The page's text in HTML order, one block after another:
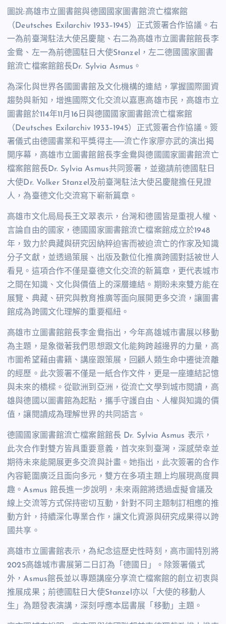
圖說:高雄市立圖書館與德國國家圖書館流亡檔案館
（Deutsches Exilarchiv 1933–1945）正式簽署合作協議。右
一為前臺灣駐法大使呂慶龍、右二為高雄市立圖書館館長李
金鴦、左一為前德國駐日大使Stanzel，左二德國國家圖書
館流亡檔案館館長Dr. Sylvia Asmus。
為深化與世界各國圖書館及文化機構的連結，掌握國際圖資
趨勢與新知，增進國際文化交流以嘉惠高雄市民，高雄市立
圖書館於114年11月16日與德國國家圖書館流亡檔案館
（Deutsches Exilarchiv 1933–1945）正式簽署合作協議。簽
署儀式由德國書業和平獎得主──流亡作家廖亦武的演出揭
開序幕，高雄市立圖書館館長李金鴦與德國國家圖書館流亡
檔案館館長Dr. Sylvia Asmus共同簽署，並邀請前德國駐日
大使Dr. Volker Stanzel及前臺灣駐法大使呂慶龍擔任見證
人，為臺德文化交流寫下嶄新篇章。
高雄市文化局局長王文翠表示，台灣和德國皆是重視人權、
言論自由的國家，德國國家圖書館流亡檔案館成立於1948
年，致力於典藏與研究因納粹迫害而被迫流亡的作家及知識
分子文獻，並透過策展、出版及數位化推廣跨國對話被世人
看見。這項合作不僅是臺德文化交流的新篇章，更代表城市
之間在知識、文化與價值上的深層連結。期盼未來雙方能在
展覽、典藏、研究與教育推廣等面向展開更多交流，讓圖書
館成為跨國文化理解的重要樞紐。
高雄市立圖書館館長李金鴦指出，今年高雄城市書展以移動
為主題，是象徵著我們思想跟文化能夠跨越邊界的力量，高
市圖希望藉由書籍、講座跟策展，回顧人類生命中遷徙流離
的經歷。此次簽署不僅是一紙合作文件，更是一座連結記憶
與未來的橋樑。從歐洲到亞洲，從流亡文學到城市閱讀，高
雄與德國以圖書館為起點，攜手守護自由、人權與知識的價
值，讓閱讀成為理解世界的共同語言。
德國國家圖書館流亡檔案館館長 Dr. Sylvia Asmus 表示，
此次合作對雙方皆具重要意義，首次來到臺灣，深感榮幸並
期待未來能開展更多交流與計畫。她指出，此次簽署的合作
內容範圍廣泛且面向多元，雙方在多項主題上均展現高度興
趣。Asmus 館長進一步說明，未來兩館將透過虛擬會議及
線上交流等方式保持密切互動，針對不同主題制訂相應的推
動方針，持續深化專業合作，讓文化資源與研究成果得以跨
國共享。
高雄市立圖書館表示，為紀念這歷史性時刻，高市圖特別將
2025高雄城市書展第二日訂為「德國日」。除簽署儀式
外，Asmus館長並以專題講座分享流亡檔案館的創立初衷與
推展成果；前德國駐日大使Stanzel亦以「大使的移動人
生」為題發表演講，深刻呼應本屆書展「移動」主題。